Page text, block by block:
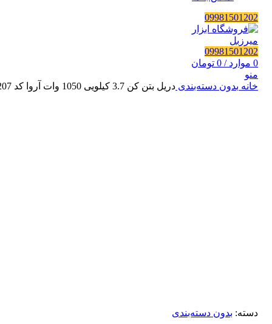
09981501202
09981501202
0 موارد /
0 تومان
منو
خانه بدون دسته‌بندی دریل بتن کن 3.7 کیلویی 1050 وات آروا کد 5207
دسته: بدون دسته‌بندی